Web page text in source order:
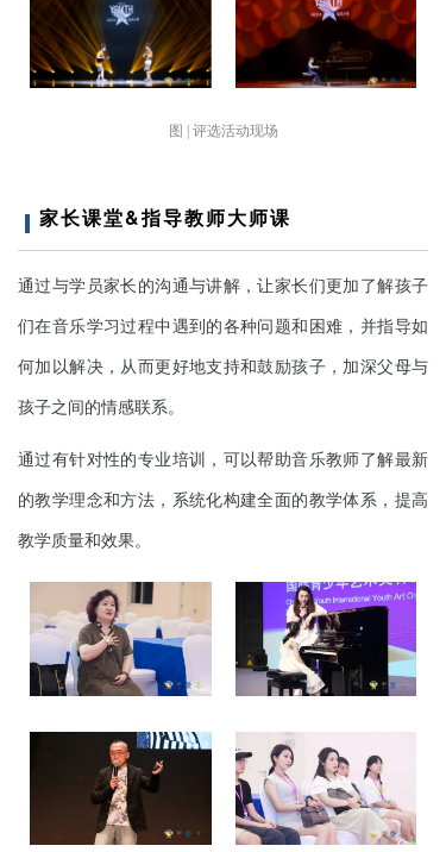
图 | 评选活动现场
家长课堂&指导教师大师课
通过与学员家长的沟通与讲解，让家长们更加了解孩子
们在音乐学习过程中遇到的各种问题和困难，并指导如
何加以解决，从而更好地支持和鼓励孩子，加深父母与
孩子之间的情感联系。
通过有针对性的专业培训，可以帮助音乐教师了解最新
的教学理念和方法，系统化构建全面的教学体系，提高
教学质量和效果。